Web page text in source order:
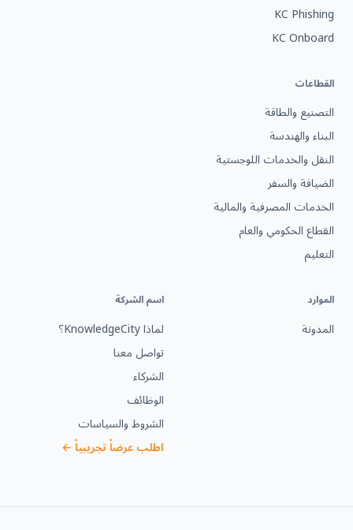
KC Phishing
KC Onboard
القطاعات
التصنيع والطاقة
البناء والهندسة
النقل والخدمات اللوجستية
الضيافة والسفر
الخدمات المصرفية والمالية
القطاع الحكومي والعام
التعليم
الموارد
المدونة
اسم الشركة
لماذا KnowledgeCity؟
تواصل معنا
الشركاء
الوظائف
الشروط والسياسات
اطلب عرضاً تجريبياً ←